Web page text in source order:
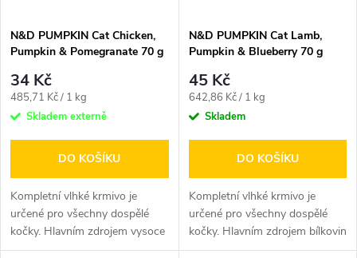
N&D PUMPKIN Cat Chicken,
Pumpkin & Pomegranate 70 g
34 Kč
Měrná
cena:
485,71 Kč / 1 kg
Skladem externě
DO KOŠÍKU
Kompletní vlhké krmivo je
určené pro všechny dospělé
kočky. Hlavním zdrojem vysoce
kvalitních bílkovin je kuřecí...
N&D PUMPKIN Cat Lamb,
Pumpkin & Blueberry 70 g
45 Kč
Měrná
cena:
642,86 Kč / 1 kg
Skladem
DO KOŠÍKU
Kompletní vlhké krmivo je
určené pro všechny dospělé
kočky. Hlavním zdrojem bílkovin
je hypoalergenní jehněčí...